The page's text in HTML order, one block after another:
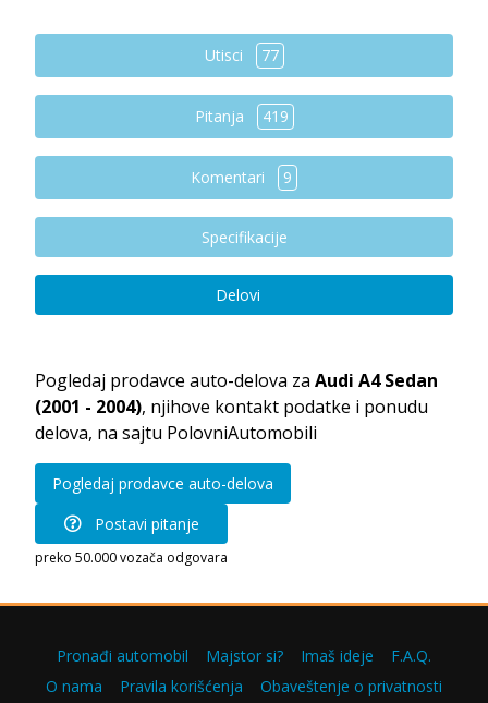
Utisci 77
Pitanja 419
Komentari 9
Specifikacije
Delovi
Pogledaj prodavce auto-delova za Audi A4 Sedan
(2001 - 2004), njihove kontakt podatke i ponudu
delova, na sajtu PolovniAutomobili
Pogledaj prodavce auto-delova
Postavi pitanje
preko 50.000 vozača odgovara
Pronađi automobil Majstor si? Imaš ideje
F.A.Q.
O nama
Pravila korišćenja Obaveštenje o privatnosti